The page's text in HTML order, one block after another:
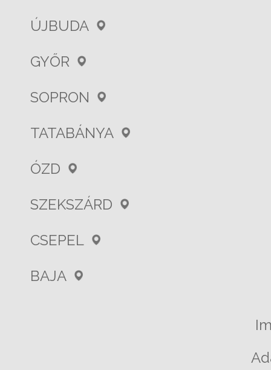
ÚJBUDA
GYŐR
SOPRON
TATABÁNYA
ÓZD
SZEKSZÁRD
CSEPEL
BAJA